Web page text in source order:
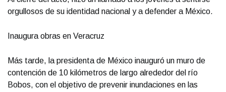
orgullosos de su identidad nacional y a defender a México.
Inaugura obras en Veracruz
Más tarde, la presidenta de México inauguró un muro de
contención de 10 kilómetros de largo alrededor del río
Bobos, con el objetivo de prevenir inundaciones en las